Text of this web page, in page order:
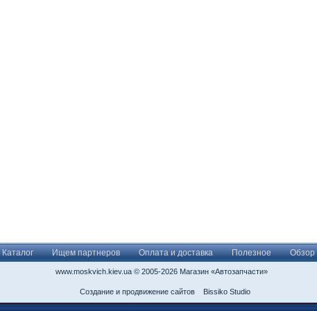
Каталог Ищем партнеров Оплата и доставка Полезное Обзор
www.moskvich.kiev.ua © 2005-2026 Магазин «Автозапчасти»
Создание и продвижение сайтов Bissiko Studio